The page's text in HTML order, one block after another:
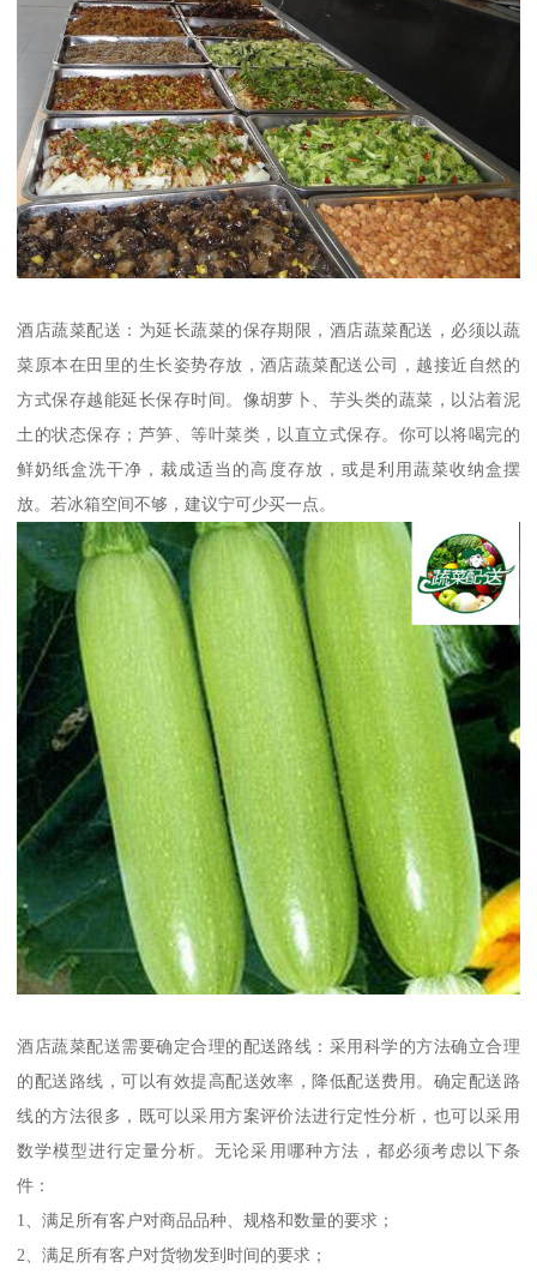
酒店蔬菜配送：为延长蔬菜的保存期限，酒店蔬菜配送，必须以蔬
菜原本在田里的生长姿势存放，酒店蔬菜配送公司，越接近自然的
方式保存越能延长保存时间。像胡萝卜、芋头类的蔬菜，以沾着泥
土的状态保存；芦笋、等叶菜类，以直立式保存。你可以将喝完的
鲜奶纸盒洗干净，裁成适当的高度存放，或是利用蔬菜收纳盒摆
放。若冰箱空间不够，建议宁可少买一点。
酒店蔬菜配送需要确定合理的配送路线：采用科学的方法确立合理
的配送路线，可以有效提高配送效率，降低配送费用。确定配送路
线的方法很多，既可以采用方案评价法进行定性分析，也可以采用
数学模型进行定量分析。无论采用哪种方法，都必须考虑以下条
件：
1、满足所有客户对商品品种、规格和数量的要求；
2、满足所有客户对货物发到时间的要求；